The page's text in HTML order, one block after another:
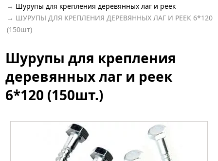
Шурупы для крепления деревянных лаг и реек
ШУРУПЫ ДЛЯ КРЕПЛЕНИЯ ДЕРЕВЯННЫХ ЛАГ И РЕЕК 6*120
(150шт)
Шурупы для крепления
деревянных лаг и реек
6*120 (150шт.)